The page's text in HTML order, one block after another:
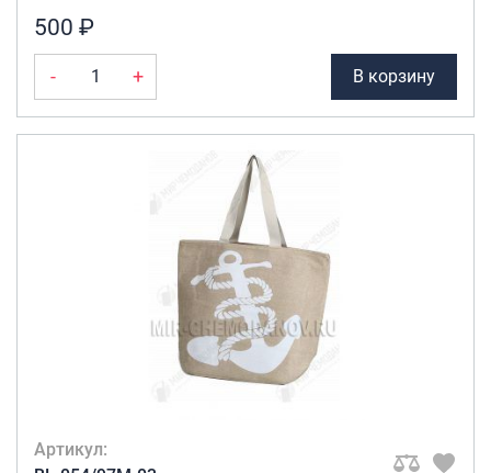
500 ₽
- + В корзину
Артикул: